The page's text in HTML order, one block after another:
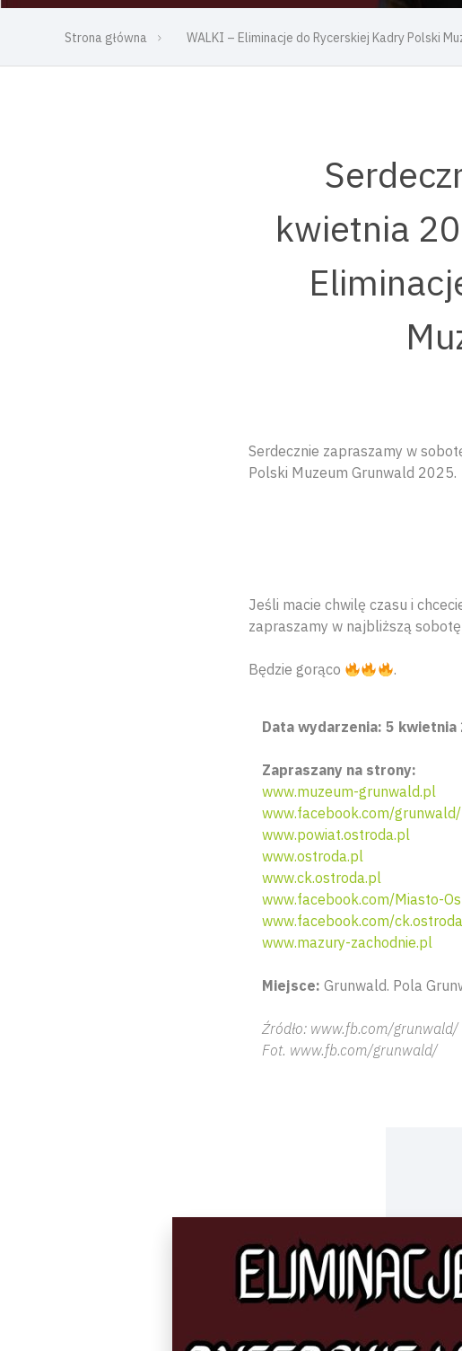
Strona główna WALKI – Eliminacje do Rycerskiej Kadry Polski
kwietnia
Serdecznie zapraszamy w
Polski Muzeum Grunwald 2025.
Jeśli macie chwilę czasu i
zapraszamy w najbliższą
Będzie gorąco .
Data wydarzenia: 5
Zapraszany na strony:
www.muzeum-grunwald.pl
www.facebook.com/grunwald/
www.powiat.ostroda.pl
www.ostroda.pl
www.ck.ostroda.pl
www.facebook.com/Miasto-
www.facebook.com/
www.mazury-zachodnie.pl
Miejsce: Grunwald. Pola
Źródło: www.fb.com/grunwald/
Fot. www.fb.com/grunwald/